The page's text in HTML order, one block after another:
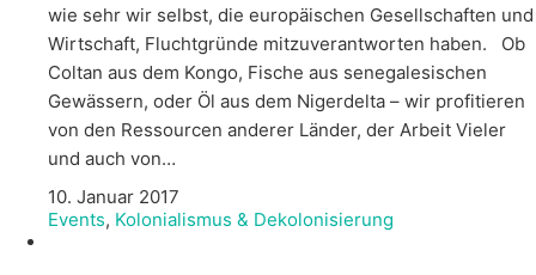
wie sehr wir selbst, die europäischen Gesellschaften und
Wirtschaft, Fluchtgründe mitzuverantworten haben. Ob
Coltan aus dem Kongo, Fische aus senegalesischen
Gewässern, oder Öl aus dem Nigerdelta – wir profitieren
von den Ressourcen anderer Länder, der Arbeit Vieler
und auch von…
10. Januar 2017
Events, Kolonialismus & Dekolonisierung